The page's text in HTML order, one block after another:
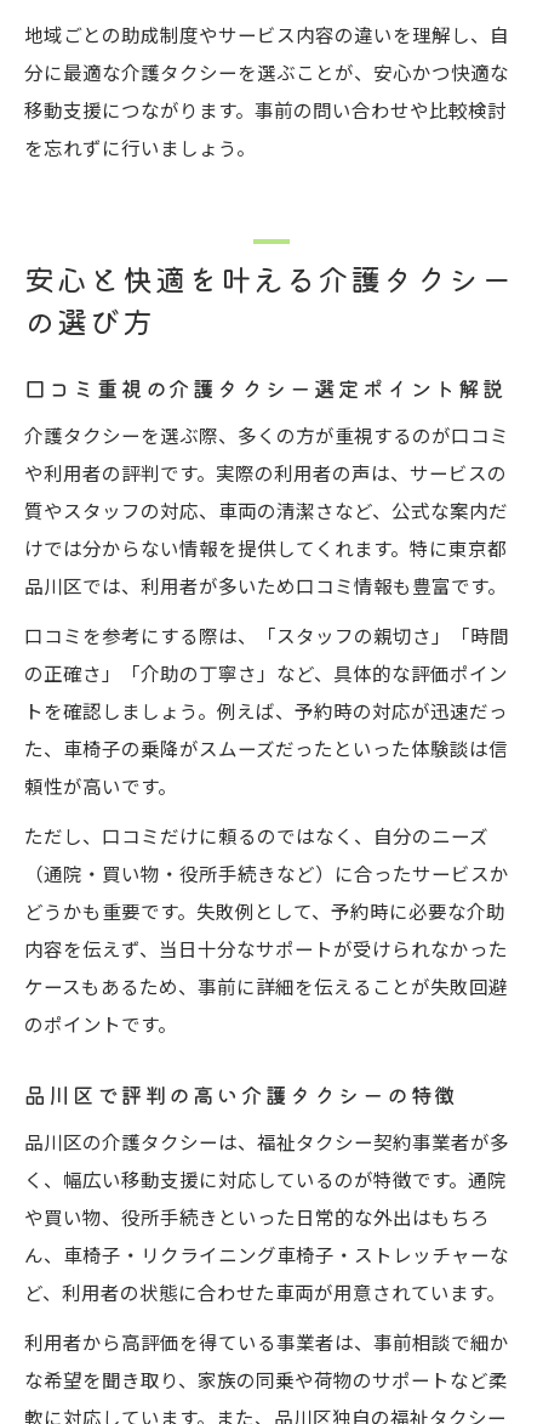
地域ごとの助成制度やサービス内容の違いを理解し、自
分に最適な介護タクシーを選ぶことが、安心かつ快適な
移動支援につながります。事前の問い合わせや比較検討
を忘れずに行いましょう。
安心と快適を叶える介護タクシー
の選び方
口コミ重視の介護タクシー選定ポイント解説
介護タクシーを選ぶ際、多くの方が重視するのが口コミ
や利用者の評判です。実際の利用者の声は、サービスの
質やスタッフの対応、車両の清潔さなど、公式な案内だ
けでは分からない情報を提供してくれます。特に東京都
品川区では、利用者が多いため口コミ情報も豊富です。
口コミを参考にする際は、「スタッフの親切さ」「時間
の正確さ」「介助の丁寧さ」など、具体的な評価ポイン
トを確認しましょう。例えば、予約時の対応が迅速だっ
た、車椅子の乗降がスムーズだったといった体験談は信
頼性が高いです。
ただし、口コミだけに頼るのではなく、自分のニーズ
（通院・買い物・役所手続きなど）に合ったサービスか
どうかも重要です。失敗例として、予約時に必要な介助
内容を伝えず、当日十分なサポートが受けられなかった
ケースもあるため、事前に詳細を伝えることが失敗回避
のポイントです。
品川区で評判の高い介護タクシーの特徴
品川区の介護タクシーは、福祉タクシー契約事業者が多
く、幅広い移動支援に対応しているのが特徴です。通院
や買い物、役所手続きといった日常的な外出はもちろ
ん、車椅子・リクライニング車椅子・ストレッチャーな
ど、利用者の状態に合わせた車両が用意されています。
利用者から高評価を得ている事業者は、事前相談で細か
な希望を聞き取り、家族の同乗や荷物のサポートなど柔
軟に対応しています。また、品川区独自の福祉タクシー